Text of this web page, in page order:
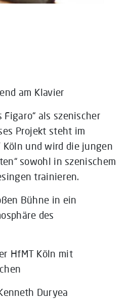
am Klavier
Figaro“ als szenischer
Projekt steht im
Köln und wird die jungen
sowohl in szenischem
trainieren.
Bühne in ein
des
HfMT Köln mit
Duryea